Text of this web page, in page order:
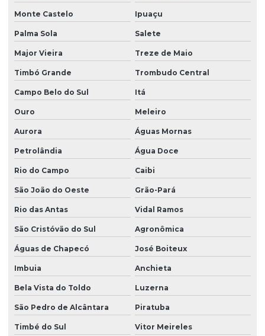
Monte Castelo Ipuaçu
Palma Sola Salete
Major Vieira Treze de Maio
Timbó Grande Trombudo Central
Campo Belo do Sul Itá
Ouro Meleiro
Aurora Águas Mornas
Petrolândia Água Doce
Rio do Campo Caibi
São João do Oeste Grão-Pará
Rio das Antas Vidal Ramos
São Cristóvão do Sul Agronômica
Águas de Chapecó José Boiteux
Imbuia Anchieta
Bela Vista do Toldo Luzerna
São Pedro de Alcântara Piratuba
Timbé do Sul Vitor Meireles